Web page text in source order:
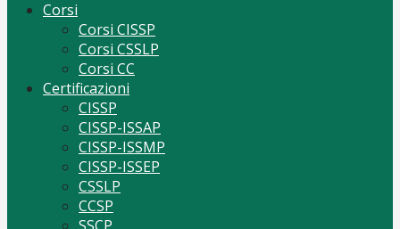
Corsi
Corsi CISSP
Corsi CSSLP
Corsi CC
Certificazioni
CISSP
CISSP-ISSAP
CISSP-ISSMP
CISSP-ISSEP
CSSLP
CCSP